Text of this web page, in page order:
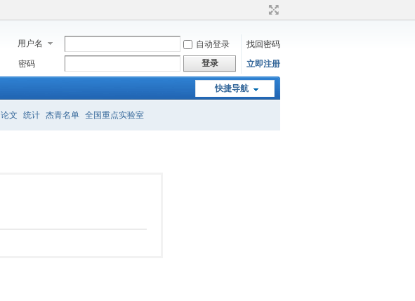
用户名 自动登录
找回密码
密码
登录 立即注册
快捷导航
论文 统计 杰青名单 全国重点实验室